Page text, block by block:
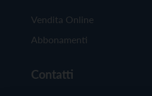
Vendita Online
Abbonamenti
Contatti